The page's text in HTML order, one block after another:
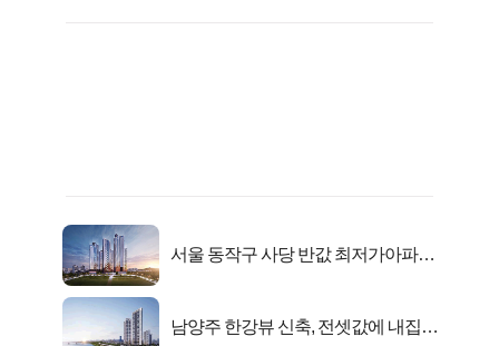
서울 동작구 사당 반값 최저가아파트
남양주 한강뷰 신축, 전셋값에 내집마